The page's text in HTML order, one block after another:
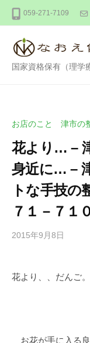
ン
059-271-7109
整
健
康
院
国家資格保有（理学
お店のこと 津市の
花より… –
身近に… –
トな手技
７１－７
2015年9月8日
e
の
ト
花より、、だんご
お花が手に入る
体
な
お
え
健